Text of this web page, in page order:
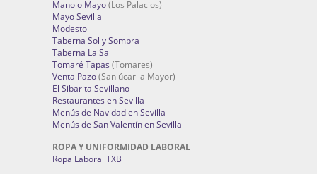
Manolo Mayo(Los Palacios)
Mayo Sevilla
Modesto
Taberna Sol y Sombra
Taberna La Sal
Tomaré Tapas (Tomares)
Venta Pazo(Sanlúcar la Mayor)
El Sibarita Sevillano
Restaurantes en Sevilla
Menús de Navidad en Sevilla
Menús de San Valentín en Sevilla
ROPA Y UNIFORMIDAD LABORAL
Ropa Laboral TXB